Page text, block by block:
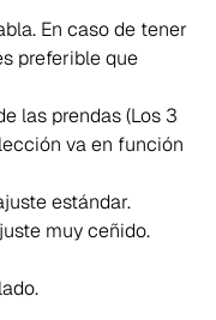
En caso de tener
preferible que
las prendas (Los 3
va en función
estándar.
muy ceñido.